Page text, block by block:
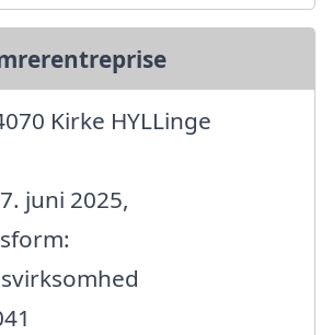
Kirke HYLLinge
juni 2025,